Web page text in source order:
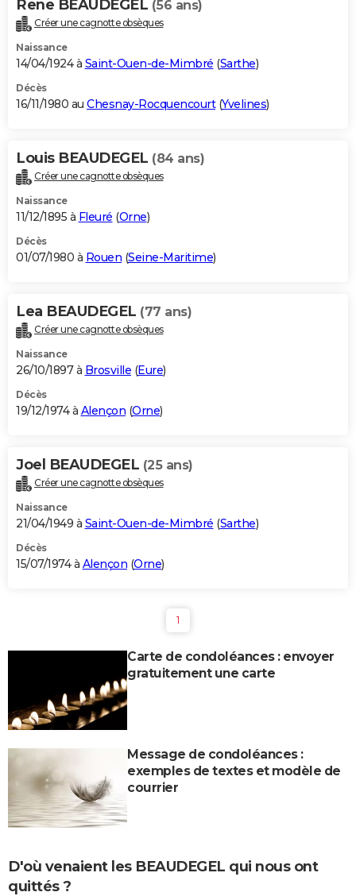
Rene BEAUDEGEL (56 ans)
Créer une cagnotte obsèques
Naissance
14/04/1924 à Saint-Ouen-de-Mimbré (Sarthe)
Décès
16/11/1980 au Chesnay-Rocquencourt(Yvelines)
Louis BEAUDEGEL (84 ans)
Créer une cagnotte obsèques
Naissance
11/12/1895 à Fleuré (Orne)
Décès
01/07/1980 à Rouen (Seine-Maritime)
Lea BEAUDEGEL (77 ans)
Créer une cagnotte obsèques
Naissance
26/10/1897 à Brosville (Eure)
Décès
19/12/1974 à Alençon (Orne)
Joel BEAUDEGEL (25 ans)
Créer une cagnotte obsèques
Naissance
21/04/1949 à Saint-Ouen-de-Mimbré (Sarthe)
Décès
15/07/1974 à Alençon (Orne)
1
Carte de condoléances : envoyer
gratuitement une carte
Message de condoléances :
exemples de textes et modèle de
courrier
D'où venaient les BEAUDEGEL qui nous ont
quittés ?